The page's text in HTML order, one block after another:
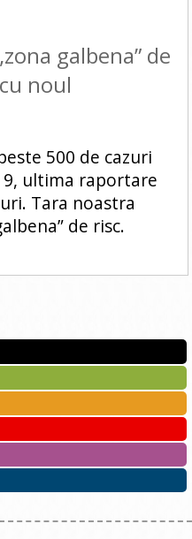
galbena” de
noul
500 de cazuri
ultima raportare
Tara noastra
de risc.